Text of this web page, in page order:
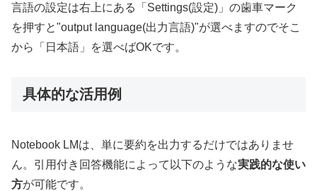
言語の設定は右上にある「Settings(設定)」の歯車マーク
を押すと"output language(出力言語)"が選べますのでそこ
から「日本語」を選べばOKです。
具体的な活用例
Notebook LMは、単に要約を出力するだけではありませ
ん。引用付き回答機能によって以下のような実践的な使い
方が可能です。